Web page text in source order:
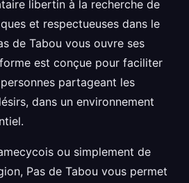
libertin à la recherche de
et respectueuses dans le
de Tabou vous ouvre ses
est conçue pour faciliter
partageant les
dans un environnement
ou simplement de
Pas de Tabou vous permet